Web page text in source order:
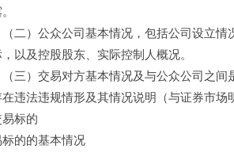
众公司基本情况，包括公司设立情况
以及控股股东、实际控制人概况。
易对方基本情况及与公众公司之间是
违法违规情形及其情况说明（与证券市场
易标的
的基本情况